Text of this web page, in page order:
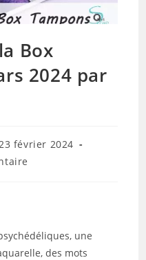
Box
2024 par
:
23 février 2024
une
des mots